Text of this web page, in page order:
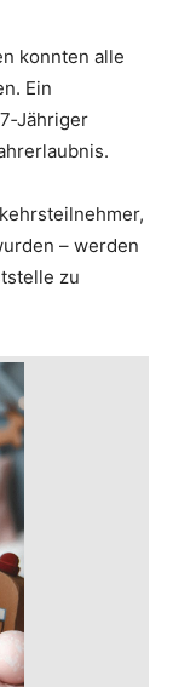
konnten alle
Ein
– werden
zu